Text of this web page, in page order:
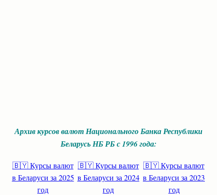
Архив курсов валют Национального Банка Республики
Беларусь НБ РБ с 1996 года:
🇧🇾 Курсы валют
в Беларуси за 2025
год
🇧🇾 Курсы валют
в Беларуси за 2024
год
🇧🇾 Курсы валют
в Беларуси за 2023
год